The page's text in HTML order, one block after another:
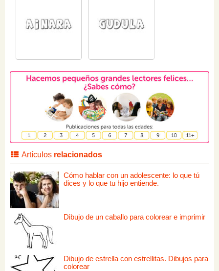
Artículos relacionados
Cómo hablar con un adolescente: lo que tú
dices y lo que tu hijo entiende.
Dibujo de un caballo para colorear e imprimir
Dibujo de estrella con estrellitas. Dibujos para
colorear